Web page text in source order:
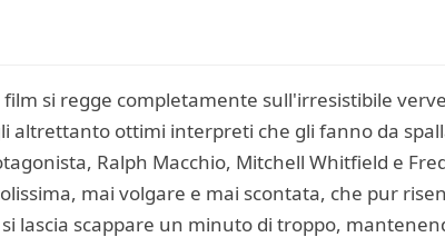
si regge completamente sull'irresistibile
altrettanto ottimi interpreti che gli fanno da
Ralph Macchio, Mitchell Whitfield e
mai volgare e mai scontata, che pur
lascia scappare un minuto di troppo,